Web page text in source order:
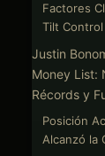
Factores
Tilt
Justin
Money List:
Récords y
Posición
Alcanzó la